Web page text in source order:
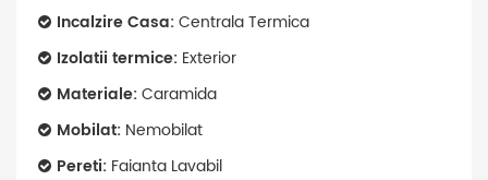
Incalzire Casa:Centrala Termica
Izolatii termice: Exterior
Materiale:Caramida
Mobilat: Nemobilat
Pereti: Faianta Lavabil